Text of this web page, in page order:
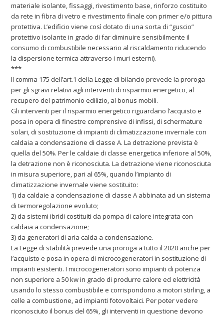
materiale isolante, fissaggi, rivestimento base, rinforzo costituito
da rete in fibra di vetro e rivestimento finale con primer e/o pittura
protettiva. L’edificio viene così dotato di una sorta di “guscio”
protettivo isolante in grado di far diminuire sensibilmente il
consumo di combustibile necessario al riscaldamento riducendo
la dispersione termica attraverso i muri esterni).
***
Il comma 175 dell’art.1 della Legge di bilancio prevede la proroga
per gli sgravi relativi agli interventi di risparmio energetico, al
recupero del patrimonio edilizio, al bonus mobili.
Gli interventi per il risparmio energetico riguardano l’acquisto e
posa in opera di finestre comprensive di infissi, di schermature
solari, di sostituzione di impianti di climatizzazione invernale con
caldaia a condensazione di classe A. La detrazione prevista è
quella del 50%. Per le caldaie di classe energetica inferiore al 50%,
la detrazione non è riconosciuta. La detrazione viene riconosciuta
in misura superiore, pari al 65%, quando l’impianto di
climatizzazione invernale viene sostituito:
1) da caldaie a condensazione di classe A abbinata ad un sistema
di termoregolazione evoluto;
2) da sistemi ibridi costituiti da pompa di calore integrata con
caldaia a condensazione;
3) da generatori di aria calda a condensazione.
La Legge di stabilità prevede una proroga a tutto il 2020 anche per
l’acquisto e posa in opera di microcogeneratori in sostituzione di
impianti esistenti. I microcogeneratori sono impianti di potenza
non superiore a 50 kw in grado di produrre calore ed elettricità
usando lo stesso combustibile e corrispondono a motori stirling, a
celle a combustione, ad impianti fotovoltaici. Per poter vedere
riconosciuto il bonus del 65%, gli interventi in questione devono